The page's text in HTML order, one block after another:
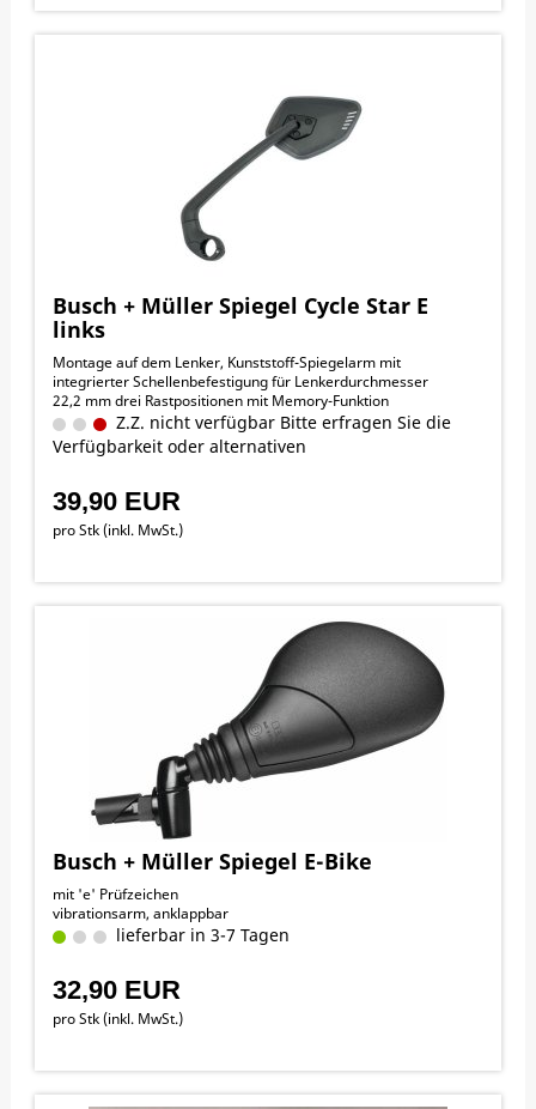
Busch + Müller Spiegel Cycle Star E
links
Montage auf dem Lenker, Kunststoff-Spiegelarm mit
integrierter Schellenbefestigung für Lenkerdurchmesser
22,2 mm drei Rastpositionen mit Memory-Funktion
Z.Z. nicht verfügbar Bitte erfragen Sie die
Verfügbarkeit oder alternativen
39,90 EUR
pro Stk (inkl. MwSt.)
Busch + Müller Spiegel E-Bike
mit 'e' Prüfzeichen
vibrationsarm, anklappbar
lieferbar in 3-7 Tagen
32,90 EUR
pro Stk (inkl. MwSt.)